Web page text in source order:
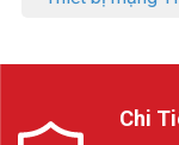
Chi